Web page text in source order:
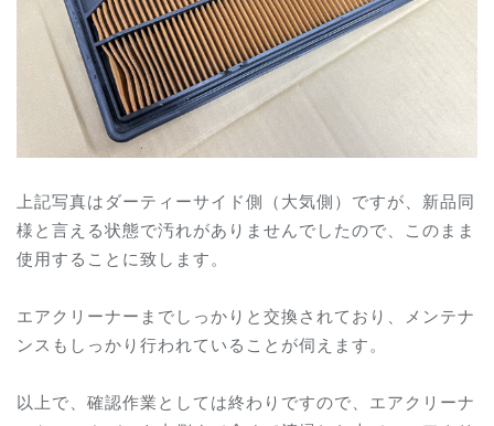
上記写真はダーティーサイド側（大気側）ですが、新品同
様と言える状態で汚れがありませんでしたので、このまま
使用することに致します。
エアクリーナーまでしっかりと交換されており、メンテナ
ンスもしっかり行われていることが伺えます。
以上で、確認作業としては終わりですので、エアクリーナ